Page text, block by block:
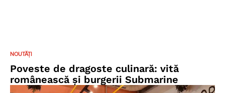
NOUTĂȚI
Poveste de dragoste culinară: vită
românească şi burgerii Submarine